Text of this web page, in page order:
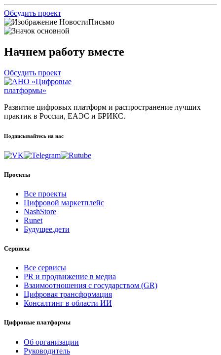
Обсудить проект
Начнем работу вместе
Обсудить проект
Развитие цифровых платформ и распространение лучших
практик в России, ЕАЭС и БРИКС.
Подписывайтесь на нас
Проекты
Все проекты
Цифровой маркетплейс
NashStore
Runet
Будущее.дети
Сервисы
Все сервисы
PR и продвижение в медиа
Взаимоотношения с государством (GR)
Цифровая трансформация
Консалтинг в области ИИ
Цифровые платформы
Об организации
Руководитель